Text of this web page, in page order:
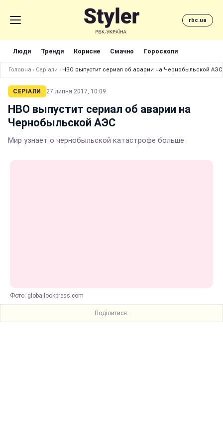
rbc.ua
Люди Тренди Корисне Смачно Гороскопи
Головна › Серіали › HBO выпустит сериал об аварии на Чернобыльской АЭС
СЕРІАЛИ 27 липня 2017, 10:09
HBO выпустит сериал об аварии на
Чернобыльской АЭС
Мир узнает о чернобыльской катастрофе больше
Фото: globallookpress.com
Поділитися: